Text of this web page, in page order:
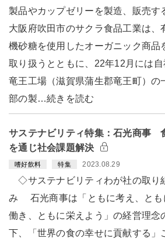
製品やカップゼリーを製造、販売す
大阪府吹田市のサクラ食品工業は、
機砂糖を使用したオーガニック商品
取り扱うとともに、22年12月には自
竜王工場（滋賀県蒲生郡竜王町）の
部の製…続きを読む
サステナビリティ特集：石光商事
を通じ社会課題解決
嗜好飲料 特集 2023.08.29
◇サステナビリティわが社の取り
み 石光商事は「ともに考え、とも
働き、ともに栄えよう」の経営理念
下、「世界の食の幸せに貢献する」